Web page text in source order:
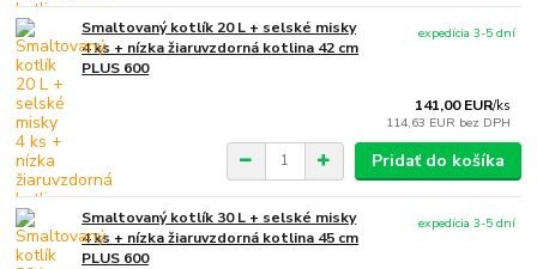
Smaltovaný kotlík 20 L + selské misky
4 ks + nízka žiaruvzdorná kotlina 42 cm
PLUS 600
141,00 EUR/ks
114,63 EUR bez DPH
expedícia 3-5 dní
Pridať do košíka
Smaltovaný kotlík 30 L + selské misky
4 ks + nízka žiaruvzdorná kotlina 45 cm
PLUS 600
expedícia 3-5 dní